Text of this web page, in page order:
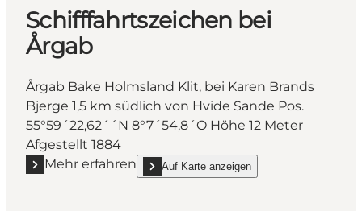
Schifffahrtszeichen bei
Årgab
Årgab Bake Holmsland Klit, bei Karen Brands
Bjerge 1,5 km südlich von Hvide Sande Pos.
55°59´22,62´´N 8°7´54,8´O Höhe 12 Meter
Afgestellt 1884
Mehr erfahren
Mehr erfahren "Schifffahrtszeichen bei Årgab"
Auf Karte anzeigen
show Schifffahrtszeichen bei Årgab on_map